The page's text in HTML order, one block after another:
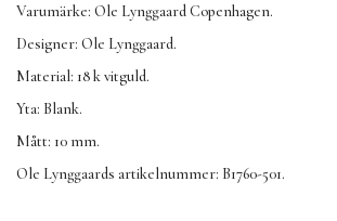
Varumärke: Ole Lynggaard Copenhagen.
Designer: Ole Lynggaard.
Material: 18 k vitguld.
Yta: Blank.
Mått: 10 mm.
Ole Lynggaards artikelnummer: B1760-501.